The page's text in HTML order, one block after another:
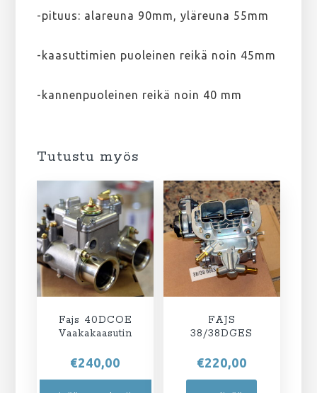
-pituus: alareuna 90mm, yläreuna 55mm
-kaasuttimien puoleinen reikä noin 45mm
-kannenpuoleinen reikä noin 40 mm
Tutustu myös
Fajs 40DCOE
Vaakakaasutin
€240,00
FAJS
38/38DGES
€220,00